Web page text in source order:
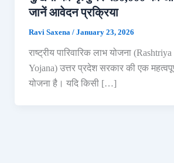
जानें आवेदन प्रक्रिया
Ravi Saxena / January 23, 2026
राष्ट्रीय पारिवारिक लाभ योजना
Yojana) उत्तर प्रदेश सरकार की एक
योजना है। यदि किसी […]